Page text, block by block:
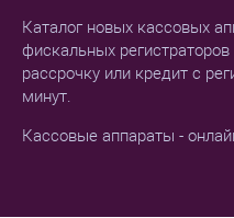
Каталог новых кассовых
фискальных
рассрочку или кредит с
минут.
Кассовые аппараты -